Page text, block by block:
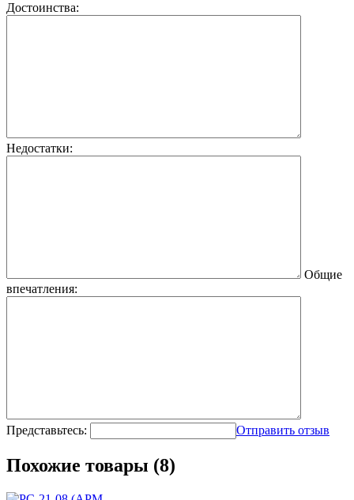
Достоинства:
Недостатки:
Общие
впечатления:
Представьтесь: Отправить отзыв
Похожие товары (8)